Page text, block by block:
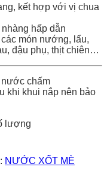
kết hợp với vị chua
hấp dẫn
món nướng, lẩu,
đậu phụ, thịt chiên…
nước chấm
khi khui nắp nên bảo
lượng
NƯỚC XỐT MÈ